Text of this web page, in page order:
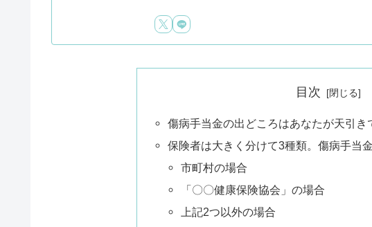
目次
傷病手当金の出どころはあなたが天引
保険者は大きく分けて3種類。傷病手当
市町村の場合
「〇〇健康保険協会」の場合
上記2つ以外の場合